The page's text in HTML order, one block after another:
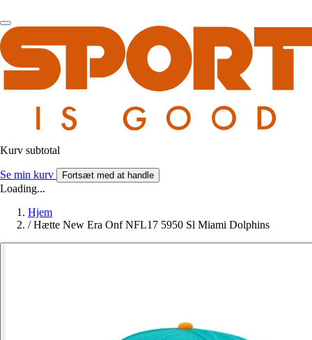
Kurv subtotal
Se min kurv Fortsæt med at handle
Loading...
Hjem
/ Hætte New Era Onf NFL17 5950 Sl Miami Dolphins